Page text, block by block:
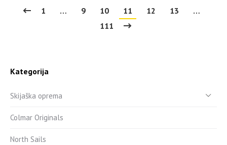
1 … 9 10 11 12 13
…
111
Kategorija
Skijaška oprema
Colmar Originals
North Sails